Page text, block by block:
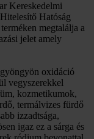
Kereskedelmi
Hatóság
megtalálja a
jelet amely
oxidáció
vegyszerekkel
kozmetikumok,
termálvizes fürdő
izzadtsága,
igaz ez a sárga és